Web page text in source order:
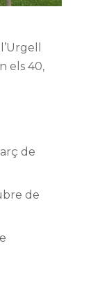
els 40,
de
de